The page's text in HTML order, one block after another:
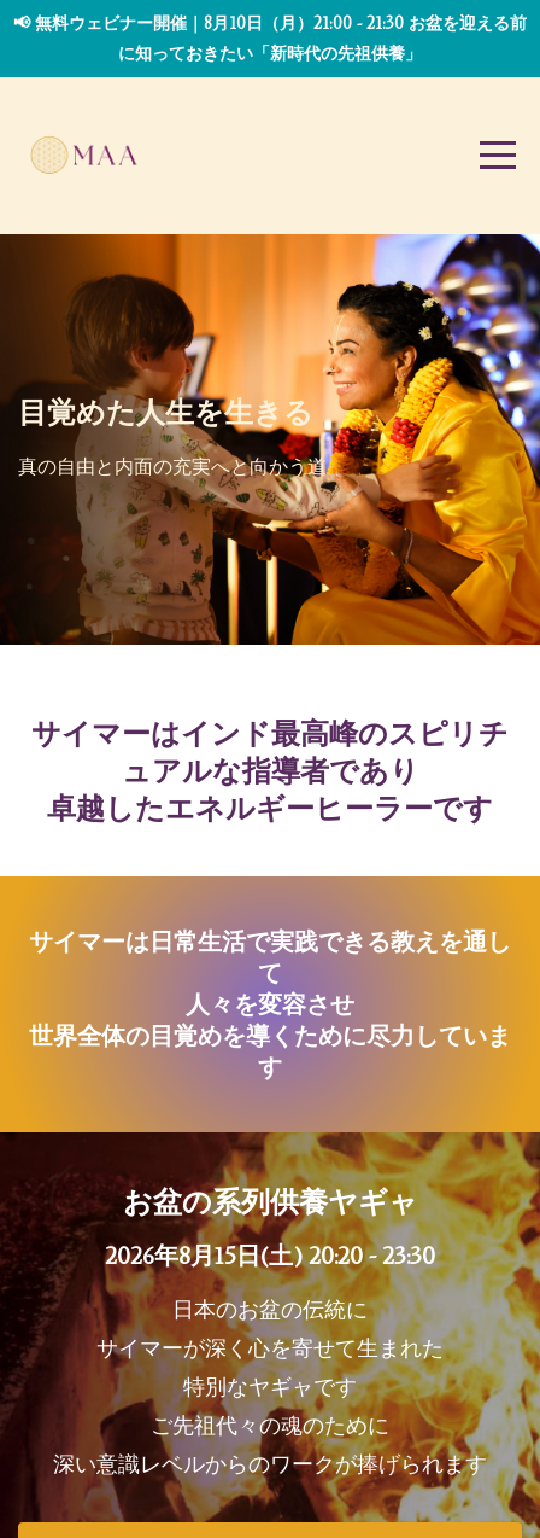
📢 無料ウェビナー開催｜8月10日（月）21:00 - 21:30 お盆を迎える前
に知っておきたい「新時代の先祖供養」
目覚めた人生を生きる
真の自由と 内面の充実へと向かう道
サイマーはインド最高峰のスピリチ
ュアルな指導者であり
卓越したエネルギーヒーラーです
サイマーは日常生活で実践できる教えを通し
て
人々を変容させ
世界全体の目覚めを導くために尽力していま
す
お盆の系列供養ヤギャ
2026年8月15日(土) 20:20 - 23:30
日本のお盆の伝統に
サイマーが深く心を寄せて生まれた
特別なヤギャです
ご先祖代々の魂のために
深い意識レベルからのワークが捧げられます